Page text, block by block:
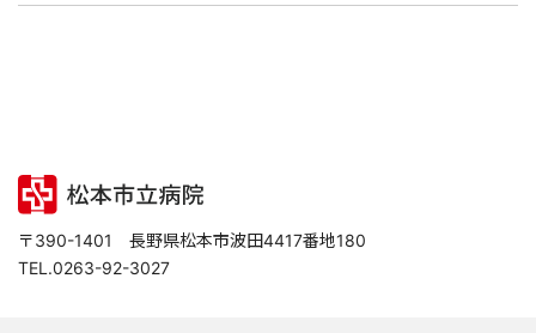
〒390-1401 長野県松本市波田4417番地180
TEL.0263-92-3027